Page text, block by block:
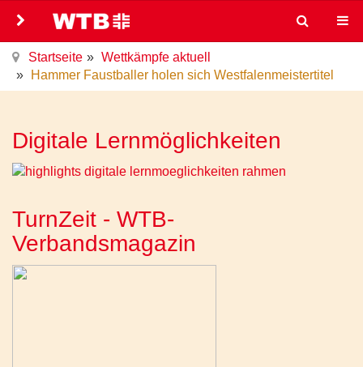
Startseite
Wettkämpfe aktuell
Hammer Faustballer holen sich Westfalenmeistertitel
Digitale Lernmöglichkeiten
TurnZeit - WTB-
Verbandsmagazin